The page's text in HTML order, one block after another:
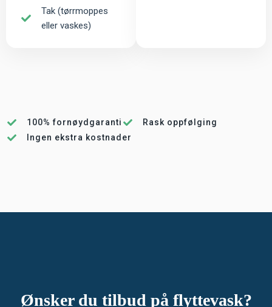
Tak (tørrmoppes
eller vaskes)
100% fornøydgaranti
Rask oppfølging
Ingen ekstra kostnader
Ønsker du tilbud på flyttevask?